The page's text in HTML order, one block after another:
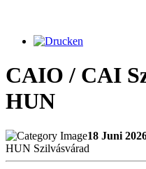
CAIO / CAI
HUN
18 Juni
HUN Szilvásvárad